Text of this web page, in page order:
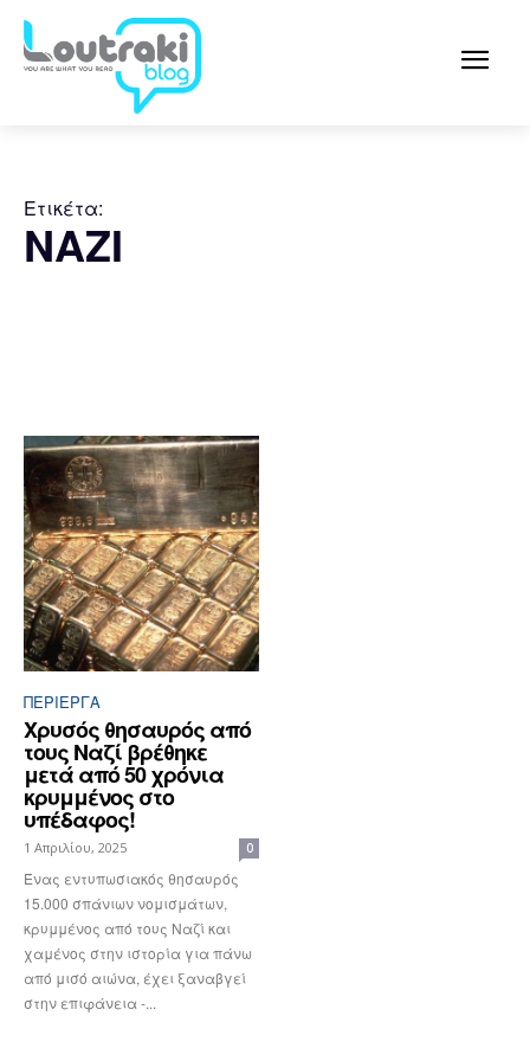
Ετικέτα:
ΝΑΖΙ
ΠΕΡΊΕΡΓΑ
Χρυσός θησαυρός από
τους Ναζί βρέθηκε
μετά από 50 χρόνια
κρυμμένος στο
υπέδαφος!
1 Απριλίου, 2025 0
Ένας εντυπωσιακός θησαυρός
15.000 σπάνιων νομισμάτων,
κρυμμένος από τους Ναζί και
χαμένος στην ιστορία για πάνω
από μισό αιώνα, έχει ξαναβγεί
στην επιφάνεια -...